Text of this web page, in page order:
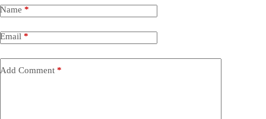
Name *
Email *
Add Comment *